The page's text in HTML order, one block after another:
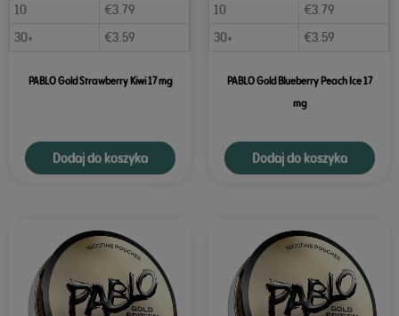
10
€3.79
30+
€3.59
PABLO Gold Strawberry Kiwi 17 mg
Dodaj do koszyka
10
€3.79
30+
€3.59
PABLO Gold Blueberry Peach Ice 17
mg
Dodaj do koszyka